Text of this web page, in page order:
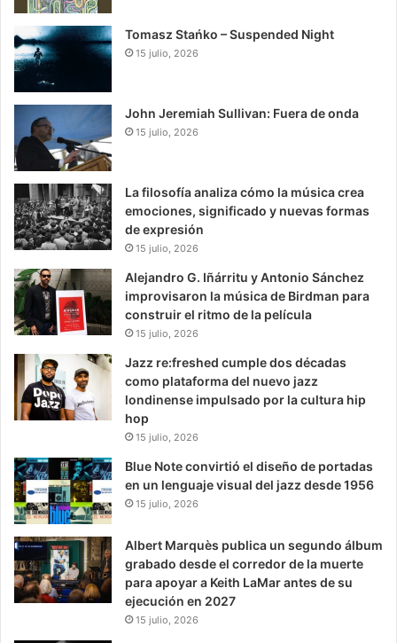
Tomasz Stańko – Suspended Night
15 julio, 2026
John Jeremiah Sullivan: Fuera de onda
15 julio, 2026
La filosofía analiza cómo la música crea
emociones, significado y nuevas formas
de expresión
15 julio, 2026
Alejandro G. Iñárritu y Antonio Sánchez
improvisaron la música de Birdman para
construir el ritmo de la película
15 julio, 2026
Jazz re:freshed cumple dos décadas
como plataforma del nuevo jazz
londinense impulsado por la cultura hip
hop
15 julio, 2026
Blue Note convirtió el diseño de portadas
en un lenguaje visual del jazz desde 1956
15 julio, 2026
Albert Marquès publica un segundo álbum
grabado desde el corredor de la muerte
para apoyar a Keith LaMar antes de su
ejecución en 2027
15 julio, 2026